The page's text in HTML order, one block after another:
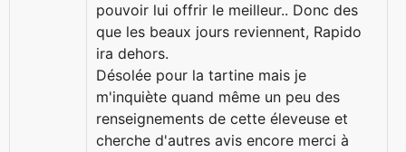
pouvoir lui offrir le meilleur.. Donc des
que les beaux jours reviennent, Rapido
ira dehors.
Désolée pour la tartine mais je
m'inquiète quand même un peu des
renseignements de cette éleveuse et
cherche d'autres avis encore merci à